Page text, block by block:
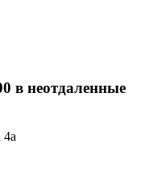
в неотдаленные
4а